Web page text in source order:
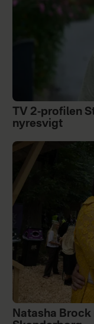
TV 2-profilen
nyresvigt
Natasha